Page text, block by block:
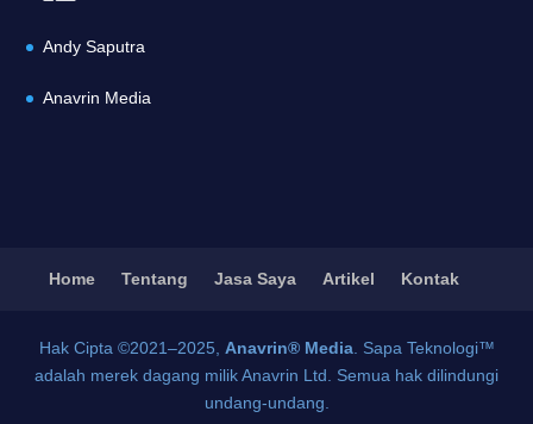
Andy Saputra
Anavrin Media
Home Tentang Jasa Saya Artikel Kontak
Hak Cipta ©2021–2025, Anavrin® Media. Sapa Teknologi™
adalah merek dagang milik Anavrin Ltd. Semua hak dilindungi
undang-undang.